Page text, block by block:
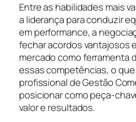
Entre as habilidades mais
a liderança para conduzir
em performance, a
fechar acordos vantajosos
mercado como ferramenta
essas competências, o
profissional de Gestão
posicionar como peça-
valor e resultados.